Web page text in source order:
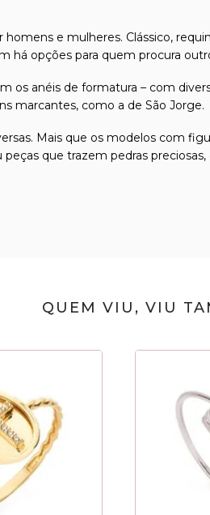
e mulheres. Clássico,
há opções para quem procura
os anéis de formatura – com
marcantes, como a de São Jorge.
Mais que os modelos com
que trazem pedras
QUEM VIU, VIU